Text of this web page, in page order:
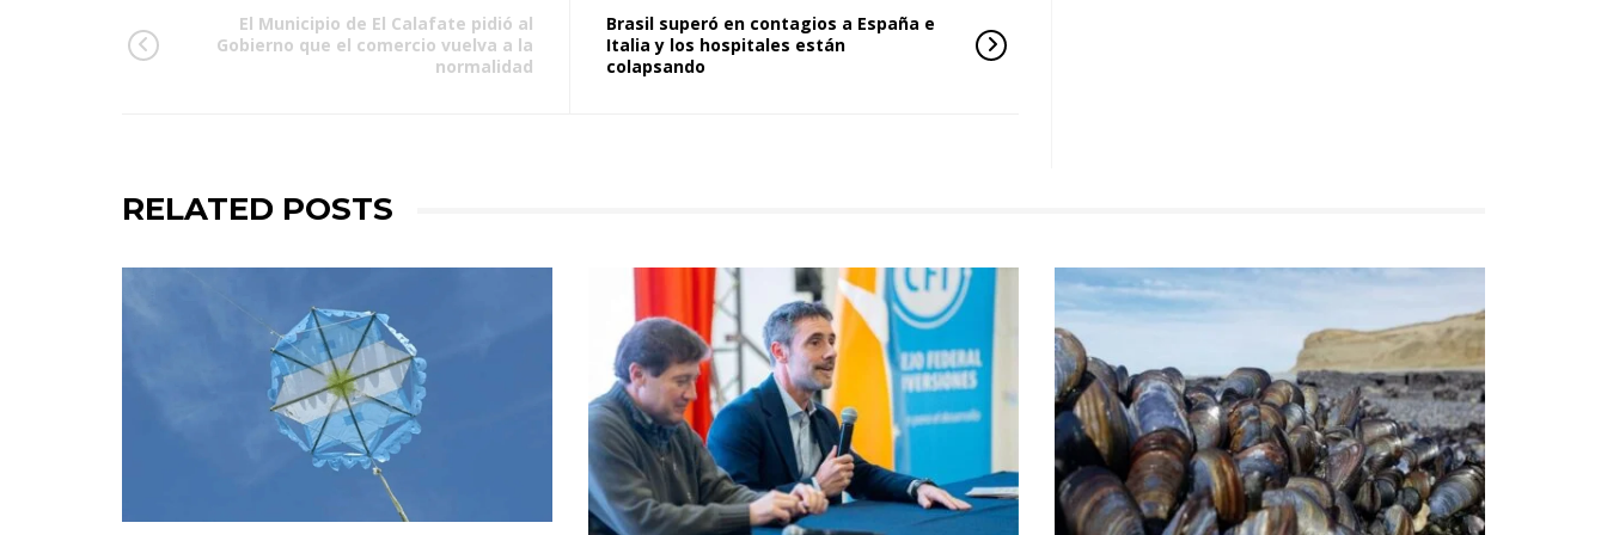
El Municipio de El Calafate pidió al
Gobierno que el comercio vuelva a la
normalidad
Brasil superó en contagios a España e
Italia y los hospitales están
colapsando
RELATED POSTS